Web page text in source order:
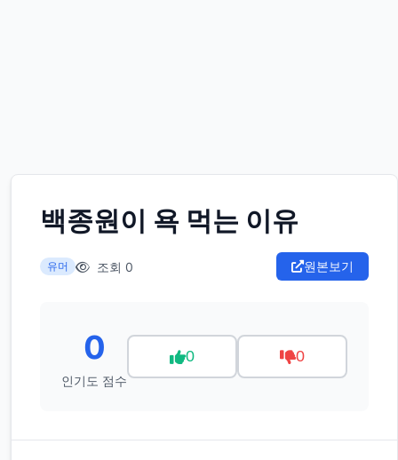
백종원이 욕 먹는 이유
유머 조회 0 원본보기
0
인기도 점수
0 0